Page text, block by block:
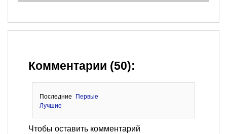
Комментарии (50):
Последние
Первые
Лучшие
Чтобы оставить комментарий